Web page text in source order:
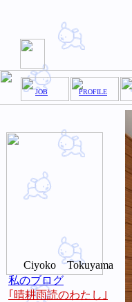
JOB PROFILE
Ciyoko Tokuyama
私のブログ
｢晴耕雨読のわたし｣